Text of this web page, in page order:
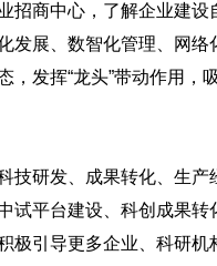
招商中心，了解企业建设
发展、数智化管理、网
，发挥“龙头”带动作用，
技研发、成果转化、生
试平台建设、科创成果
极引导更多企业、科研